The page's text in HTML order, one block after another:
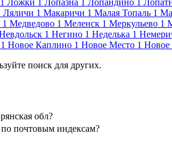
Ляличи 1 Макаричи 1 Малая Топаль 1
1 Медведово 1 Меленск 1 Меркульево 1
1 Негино 1 Неделька 1
1 Новое Каплино 1 Новое Место 1 Новое
поиск для других.
обл?
по почтовым индексам?